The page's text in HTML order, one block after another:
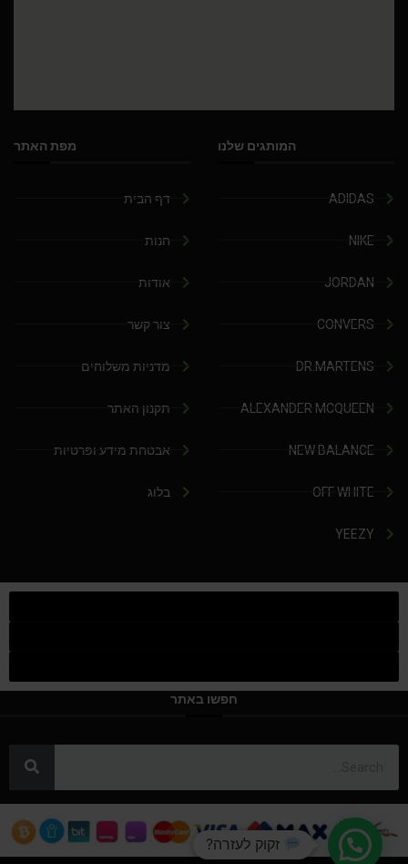
המותגים שלנו
ADIDAS
NIKE
JORDAN
CONVERS
DR.MARTENS
ALEXANDER MCQUEEN
NEW BALANCE
OFF WHITE
YEEZY
מפת האתר
דף הבית
חנות
אודות
צור קשר
מדניות משלוחים
תקנון האתר
אבטחת מידע ופרטיות
בלוג
חפשו באתר
זקוק לעזרה?